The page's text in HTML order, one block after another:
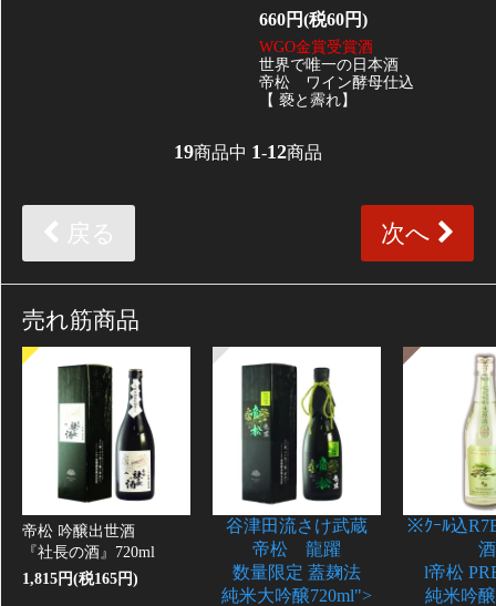
660円(税60円)
WGO金賞受賞酒
世界で唯一の日本酒
帝松 ワイン酵母仕込
【 褻と霽れ】
19商品中 1-12商品
戻る 次へ
売れ筋商品
帝松 吟醸出世酒
『社長の酒』720ml
1,815円(税165円)
谷津田流さけ武蔵
帝松 龍躍
数量限定 蓋麹法
純米大吟醸720ml">
※ｸｰﾙ込
酒
l帝松
純米吟